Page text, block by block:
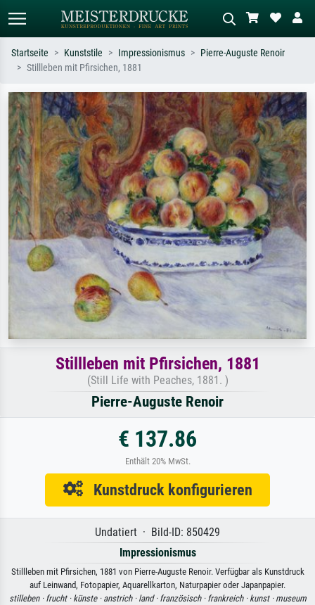
Suchen Sie nach Künstlern, Werktiteln
oder Stilen – z.B. Monet,
Sternennacht, Impressionismus, Welle
Hokusai, Akt.
Beschreiben Sie die Szene – z.B. Grüne
Wiese, Abstrakt mit viel Rot, Dunkles
Ölgemälde, Stehender Akt neben einem
Baum.
Startseite Kunststile Impressionismus
Pierre-Auguste Renoir
Stillleben mit Pfirsichen, 1881
Stillleben mit Pfirsichen, 1881
(Still Life with Peaches, 1881. )
Pierre-Auguste Renoir
€ 137.86
Enthält 20% MwSt.
Kunstdruck konfigurieren
Undatiert · Bild-ID: 850429
Impressionismus
Stillleben mit Pfirsichen, 1881 von Pierre-Auguste Renoir. Verfügbar als Kunstdruck
auf Leinwand, Fotopapier, Aquarellkarton, Naturpapier oder Japanpapier.
stilleben · frucht · künste · anstrich · land · französisch · frankreich · kunst · museum